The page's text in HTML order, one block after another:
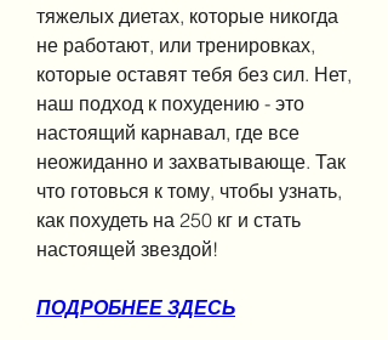
тяжелых диетах, которые никогда
не работают, или тренировках,
которые оставят тебя без сил. Нет,
наш подход к похудению - это
настоящий карнавал, где все
неожиданно и захватывающе. Так
что готовься к тому, чтобы узнать,
как похудеть на 250 кг и стать
настоящей звездой!
ПОДРОБНЕЕ ЗДЕСЬ